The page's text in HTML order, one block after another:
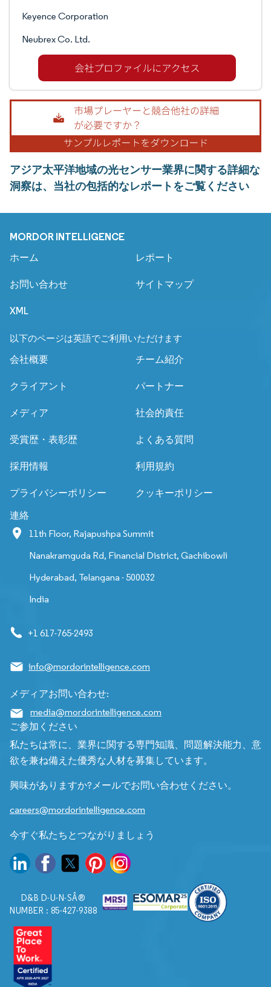
Keyence Corporation
Neubrex Co. Ltd.
アジア太平洋地域の光センサー業界に関する詳細な
洞察は、当社の包括的なレポートをご覧ください
MORDOR INTELLIGENCE
ホーム レポート
お問い合わせ サイトマップ
XML
以下のページは英語でご利用いただけます
会社概要 チーム紹介
クライアント パートナー
メディア 社会的責任
受賞歴・表彰歴 よくある質問
採用情報 利用規約
プライバシーポリシー クッキーポリシー
連絡
11th Floor, Rajapushpa Summit
Nanakramguda Rd, Financial District, Gachibowli
Hyderabad, Telangana - 500032
India
+1 617-765-2493
info@mordorintelligence.com
メディアお問い合わせ:
media@mordorintelligence.com
ご参加ください
私たちは常に、業界に関する専門知識、問題解決能力、意
欲を兼ね備えた優秀な人材を募集しています。
興味がありますか?メールでお問い合わせください。
careers@mordorintelligence.com
今すぐ私たちとつながりましょう
D&B D-U-N-SÂ®
NUMBER : 85-427-9388